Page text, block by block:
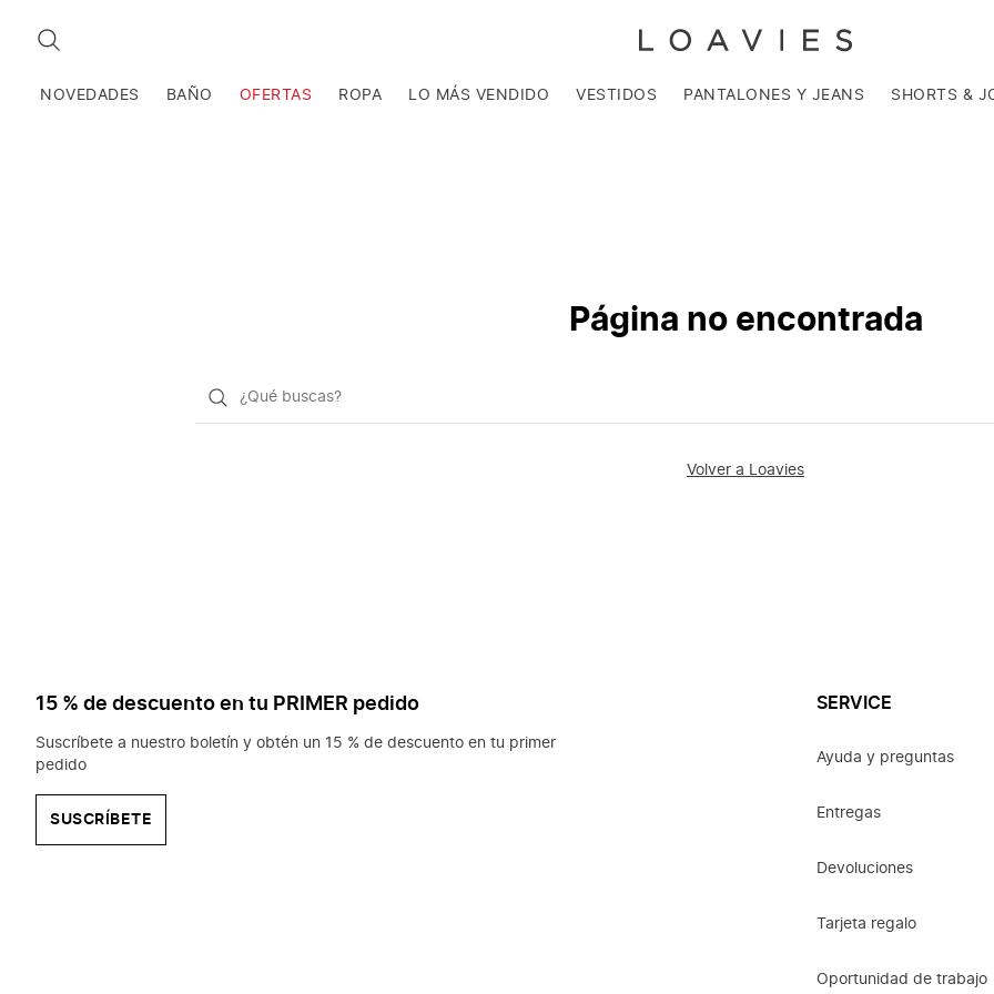
BUSCAR
NOVEDADES BAÑO OFERTAS ROPA LO MÁS VENDIDO VESTIDOS PANTALONES Y JEANS SHORTS &
Página no encontrada
¿Qué
Volver a Loavies
15 % de descuento en tu PRIMER pedido
Suscríbete a nuestro boletín y obtén un 15 % de descuento en tu primer
pedido
SUSCRÍBETE
SERVICE
Ayuda y preguntas
Entregas
Devoluciones
Tarjeta regalo
Oportunidad de trabajo